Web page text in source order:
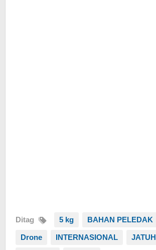
Ditag 5 kg BAHAN PELEDAK
Drone INTERNASIONAL JATUH